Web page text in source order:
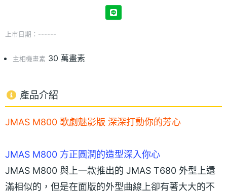
上市日期：------
主相機畫素 30 萬畫素
產品介紹
JMAS M800 歌劇魅影版 深深打動你的芳心
JMAS M800 方正圓潤的造型深入你心
JMAS M800 與上一款推出的 JMAS T680 外型上還
滿相似的，但是在面版的外型曲線上卻有著大大的不